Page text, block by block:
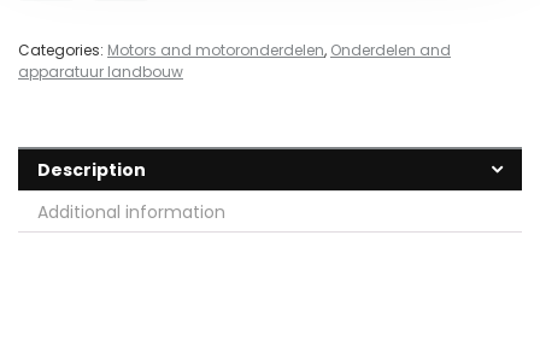
Categories: Motors and motoronderdelen, Onderdelen and
apparatuur landbouw
Description
Additional information